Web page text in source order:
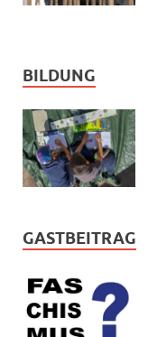
BILDUNG
GASTBEITRAG